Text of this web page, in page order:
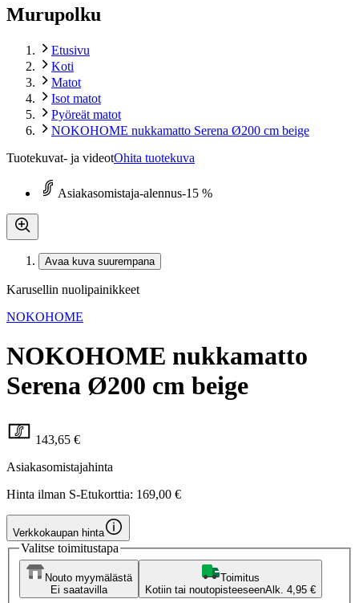
Murupolku
Etusivu
Koti
Matot
Isot matot
Pyöreät matot
NOKOHOME nukkamatto Serena Ø200 cm beige
Tuotekuvat- ja videotOhita tuotekuva
Asiakasomistaja-alennus-15 %
Avaa kuva suurempana
Karusellin nuolipainikkeet
NOKOHOME
NOKOHOME nukkamatto
Serena Ø200 cm beige
143,65 €
Asiakasomistajahinta
Hinta ilman S-Etukorttia: 169,00 €
Verkkokaupan hinta
Valitse toimitustapa
Nouto myymälästä
Ei saatavilla
Toimitus
Kotiin tai noutopisteeseenAlk. 4,95 €